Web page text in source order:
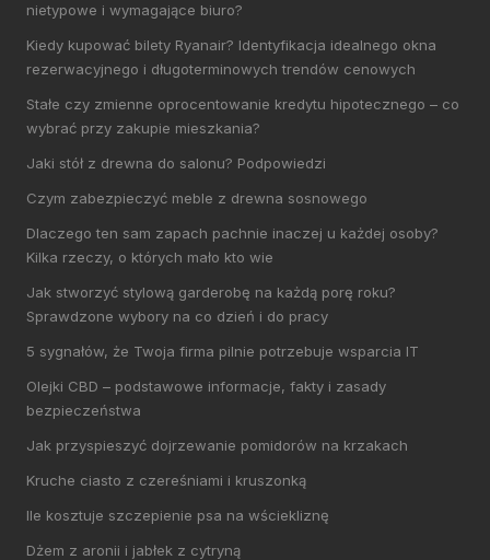
nietypowe i wymagające biuro?
Kiedy kupować bilety Ryanair? Identyfikacja idealnego okna
rezerwacyjnego i długoterminowych trendów cenowych
Stałe czy zmienne oprocentowanie kredytu hipotecznego – co
wybrać przy zakupie mieszkania?
Jaki stół z drewna do salonu? Podpowiedzi
Czym zabezpieczyć meble z drewna sosnowego
Dlaczego ten sam zapach pachnie inaczej u każdej osoby?
Kilka rzeczy, o których mało kto wie
Jak stworzyć stylową garderobę na każdą porę roku?
Sprawdzone wybory na co dzień i do pracy
5 sygnałów, że Twoja firma pilnie potrzebuje wsparcia IT
Olejki CBD – podstawowe informacje, fakty i zasady
bezpieczeństwa
Jak przyspieszyć dojrzewanie pomidorów na krzakach
Kruche ciasto z czereśniami i kruszonką
Ile kosztuje szczepienie psa na wściekliznę
Dżem z aronii i jabłek z cytryną